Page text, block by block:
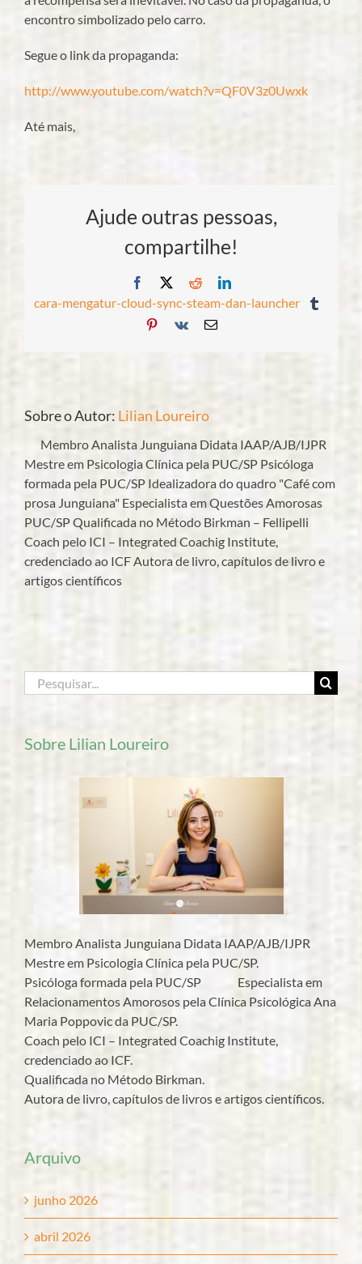
encontro simbolizado pelo carro.
Segue o link da propaganda:
http://www.youtube.com/watch?v=QF0V3z0Uwxk
Até mais,
Ajude outras pessoas,
compartilhe!
Facebook RedditLinkedIn
cara-mengatur-cloud-sync-steam-dan-launcher
Pinterest
Vk
E-
Sobre o Autor: Lilian Loureiro
Membro Analista Junguiana Didata IAAP/AJB/IJPR
Mestre em Psicologia Clínica pela PUC/SP Psicóloga
formada pela PUC/SP Idealizadora do quadro "Café com
prosa Junguiana" Especialista em Questões Amorosas
PUC/SP Qualificada no Método Birkman – Fellipelli
Coach pelo ICI – Integrated Coachig Institute,
credenciado ao ICF Autora de livro, capítulos de livro e
artigos científicos
Buscar
resultados
Sobre Lilian Loureiro
Membro Analista Junguiana Didata IAAP/AJB/IJPR
Mestre em Psicologia Clínica pela PUC/SP.
Psicóloga formada pela PUC/SP Especialista em
Relacionamentos Amorosos pela Clínica Psicológica Ana
Maria Poppovic da PUC/SP.
Coach pelo ICI – Integrated Coachig Institute,
credenciado ao ICF.
Qualificada no Método Birkman.
Autora de livro, capítulos de livros e artigos científicos.
Arquivo
junho 2026
abril 2026